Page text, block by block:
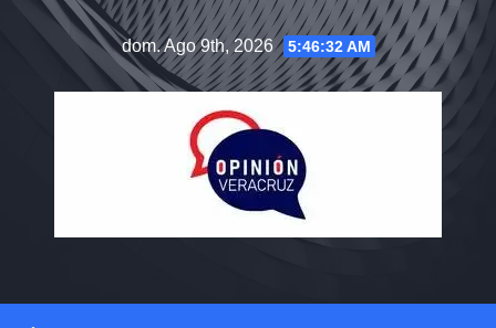
dom. Ago 9th, 2026 5:46:32 AM